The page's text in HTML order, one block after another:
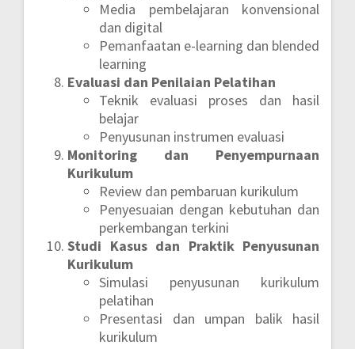
Media pembelajaran konvensional
dan digital
Pemanfaatan e-learning dan blended
learning
Evaluasi dan Penilaian Pelatihan
Teknik evaluasi proses dan hasil
belajar
Penyusunan instrumen evaluasi
Monitoring dan Penyempurnaan
Kurikulum
Review dan pembaruan kurikulum
Penyesuaian dengan kebutuhan dan
perkembangan terkini
Studi Kasus dan Praktik Penyusunan
Kurikulum
Simulasi penyusunan kurikulum
pelatihan
Presentasi dan umpan balik hasil
kurikulum